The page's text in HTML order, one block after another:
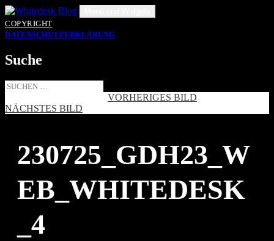
Zum
Inhalt
springen
COPYRIGHT
DATENSCHUTZERKLÄRUNG
Suche
Suche
VORHERIGES BILD
NÄCHSTES BILD
230725_GDH23_W
EB_WHITEDESK
_4